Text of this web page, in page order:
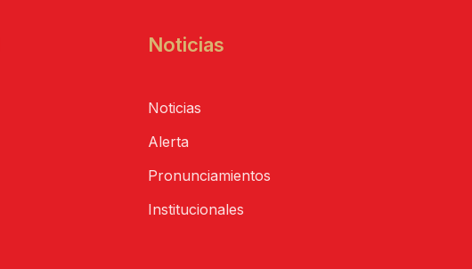
Noticias
Noticias
Alerta
Pronunciamientos
Institucionales